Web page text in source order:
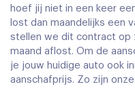
hoef jij niet in een keer
lost dan maandelijks een
stellen we dit contract op
maand aflost. Om de
je jouw huidige auto ook
aanschafprijs. Zo zijn